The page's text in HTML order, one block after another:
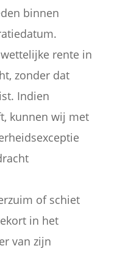
binnen
rente in
zonder dat
Indien
kunnen wij met
of schiet
in het
van zijn